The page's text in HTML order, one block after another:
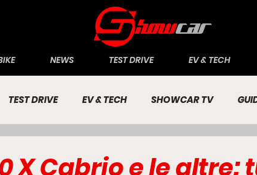
NEWS TEST DRIVE EV & TECH
TEST DRIVE EV & TECH SHOWCAR TV
X Cabrio e le altre: